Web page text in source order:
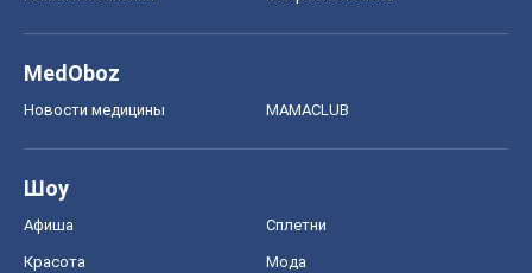
MedOboz
Новости медицины MAMACLUB
Шоу
Афиша Сплетни
Красота Мода